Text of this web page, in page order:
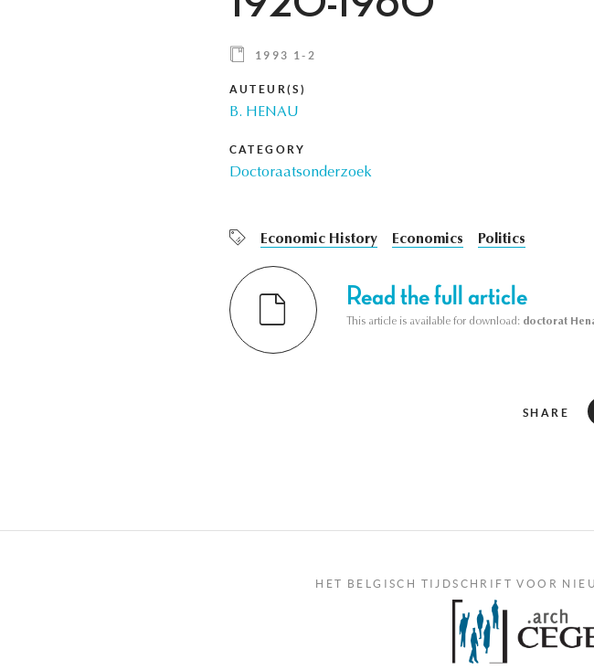
1993 1-2
AUTEUR(S)
B. HENAU
CATEGORY
Doctoraatsonderzoek
Economic History Economics Politics
Read the full article
This article is available for download: doctorat
SHARE
HET BELGISCH TIJDSCHRIFT VOOR